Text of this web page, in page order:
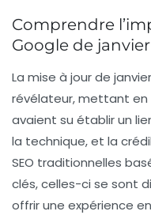
Comprendre
Google de
La mise à jour de
révélateur, mettant en
avaient su établir un
la technique, et la
SEO traditionnelles
clés, celles-ci se sont
offrir une expérience